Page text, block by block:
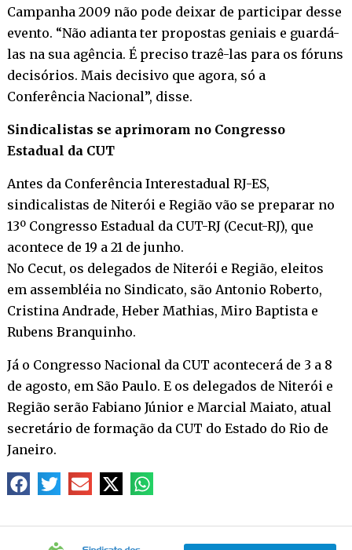
Campanha 2009 não pode deixar de participar desse
evento. “Não adianta ter propostas geniais e guardá-
las na sua agência. É preciso trazê-las para os fóruns
decisórios. Mais decisivo que agora, só a
Conferência Nacional”, disse.
Sindicalistas se aprimoram no Congresso
Estadual da CUT
Antes da Conferência Interestadual RJ-ES,
sindicalistas de Niterói e Região vão se preparar no
13º Congresso Estadual da CUT-RJ (Cecut-RJ), que
acontece de 19 a 21 de junho.
No Cecut, os delegados de Niterói e Região, eleitos
em assembléia no Sindicato, são Antonio Roberto,
Cristina Andrade, Heber Mathias, Miro Baptista e
Rubens Branquinho.
Já o Congresso Nacional da CUT acontecerá de 3 a 8
de agosto, em São Paulo. E os delegados de Niterói e
Região serão Fabiano Júnior e Marcial Maiato, atual
secretário de formação da CUT do Estado do Rio de
Janeiro.